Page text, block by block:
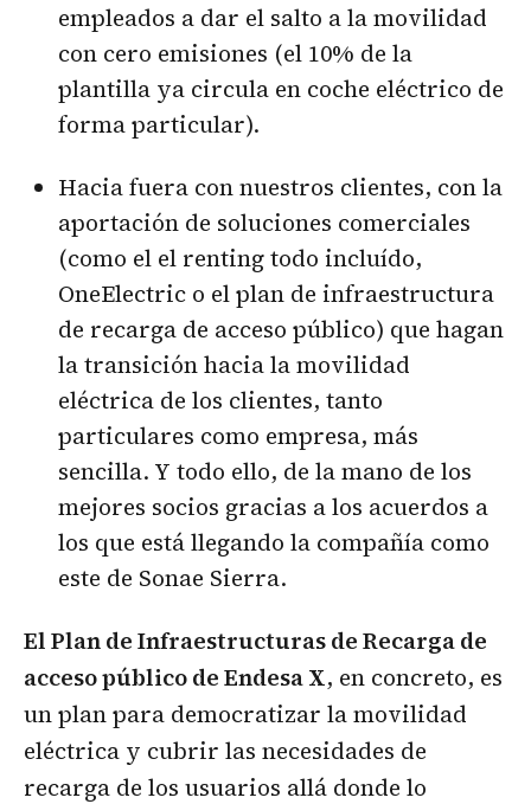
empleados a dar el salto a la movilidad
con cero emisiones (el 10% de la
plantilla ya circula en coche eléctrico de
forma particular).
Hacia fuera con nuestros clientes, con la
aportación de soluciones comerciales
(como el el renting todo incluído,
OneElectric o el plan de infraestructura
de recarga de acceso público) que hagan
la transición hacia la movilidad
eléctrica de los clientes, tanto
particulares como empresa, más
sencilla. Y todo ello, de la mano de los
mejores socios gracias a los acuerdos a
los que está llegando la compañía como
este de Sonae Sierra.
El Plan de Infraestructuras de Recarga de
acceso público de Endesa X, en concreto, es
un plan para democratizar la movilidad
eléctrica y cubrir las necesidades de
recarga de los usuarios allá donde lo